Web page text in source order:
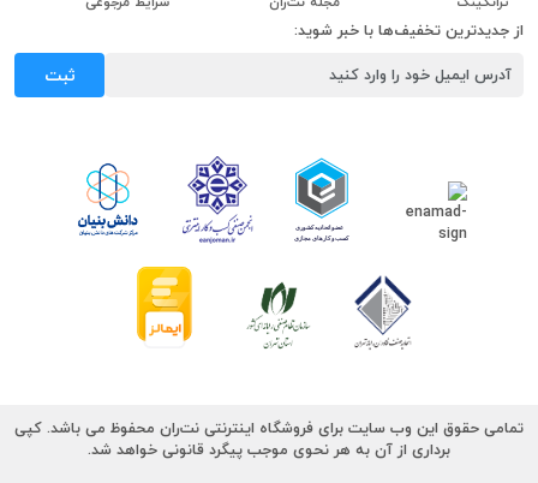
از جدیدترین تخفیف‌ها با خبر شوید:
ثبت
تمامی حقوق این وب سایت برای فروشگاه اینترنتی نت‌ران محفوظ می باشد. کپی
برداری از آن به هر نحوی موجب پیگرد قانونی خواهد شد.